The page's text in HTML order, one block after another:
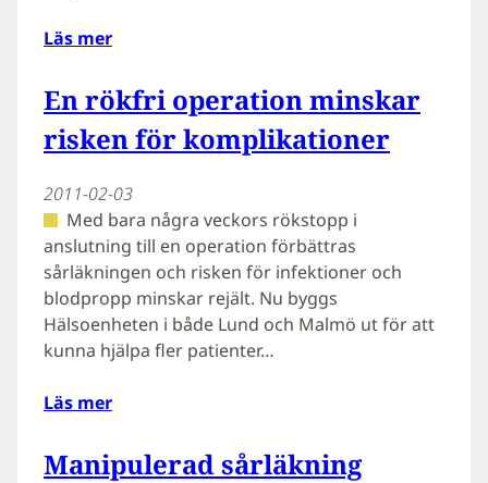
Läs mer
En rökfri operation minskar
risken för komplikationer
2011-02-03
Med bara några veckors rökstopp i
anslutning till en operation förbättras
sårläkningen och risken för infektioner och
blodpropp minskar rejält. Nu byggs
Hälsoenheten i både Lund och Malmö ut för att
kunna hjälpa fler patienter…
Läs mer
Manipulerad sårläkning